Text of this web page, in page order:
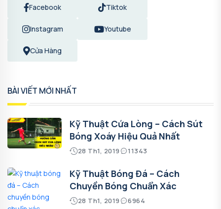
Facebook Tiktok
Instagram Youtube
Cửa Hàng
BÀI VIẾT MỚI NHẤT
Kỹ Thuật Cứa Lòng – Cách Sút
Bóng Xoáy Hiệu Quả Nhất
28 Th1, 2019 11343
Kỹ Thuật Bóng Đá – Cách
Chuyền Bóng Chuẩn Xác
28 Th1, 2019 6964